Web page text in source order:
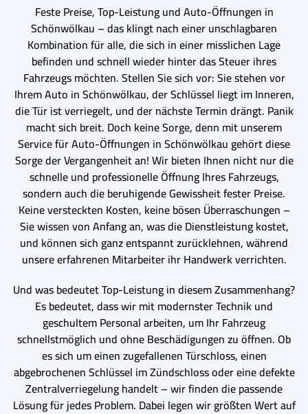
Feste Preise, Top-Leistung und Auto-Öffnungen in
Schönwölkau – das klingt nach einer unschlagbaren
Kombination für alle, die sich in einer misslichen Lage
befinden und schnell wieder hinter das Steuer ihres
Fahrzeugs möchten. Stellen Sie sich vor: Sie stehen vor
Ihrem Auto in Schönwölkau, der Schlüssel liegt im Inneren,
die Tür ist verriegelt, und der nächste Termin drängt. Panik
macht sich breit. Doch keine Sorge, denn mit unserem
Service für Auto-Öffnungen in Schönwölkau gehört diese
Sorge der Vergangenheit an! Wir bieten Ihnen nicht nur die
schnelle und professionelle Öffnung Ihres Fahrzeugs,
sondern auch die beruhigende Gewissheit fester Preise.
Keine versteckten Kosten, keine bösen Überraschungen –
Sie wissen von Anfang an, was die Dienstleistung kostet,
und können sich ganz entspannt zurücklehnen, während
unsere erfahrenen Mitarbeiter ihr Handwerk verrichten.
Und was bedeutet Top-Leistung in diesem Zusammenhang?
Es bedeutet, dass wir mit modernster Technik und
geschultem Personal arbeiten, um Ihr Fahrzeug
schnellstmöglich und ohne Beschädigungen zu öffnen. Ob
es sich um einen zugefallenen Türschloss, einen
abgebrochenen Schlüssel im Zündschloss oder eine defekte
Zentralverriegelung handelt – wir finden die passende
Lösung für jedes Problem. Dabei legen wir größten Wert auf